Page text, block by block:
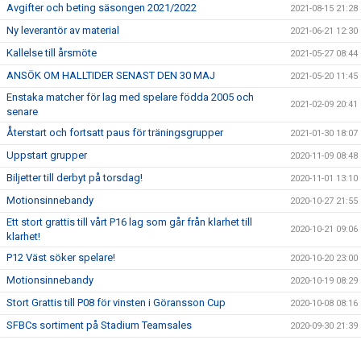
Avgifter och beting säsongen 2021/2022 2021-08-15 21:28
Ny leverantör av material 2021-06-21 12:30
Kallelse till årsmöte 2021-05-27 08:44
ANSÖK OM HALLTIDER SENAST DEN 30 MAJ 2021-05-20 11:45
Enstaka matcher för lag med spelare födda 2005 och
senare
2021-02-09 20:41
Återstart och fortsatt paus för träningsgrupper 2021-01-30 18:07
Uppstart grupper 2020-11-09 08:48
Biljetter till derbyt på torsdag! 2020-11-01 13:10
Motionsinnebandy 2020-10-27 21:55
Ett stort grattis till vårt P16 lag som går från klarhet till
klarhet!
2020-10-21 09:06
P12 Väst söker spelare! 2020-10-20 23:00
Motionsinnebandy 2020-10-19 08:29
Stort Grattis till P08 för vinsten i Göransson Cup 2020-10-08 08:16
SFBCs sortiment på Stadium Teamsales 2020-09-30 21:39